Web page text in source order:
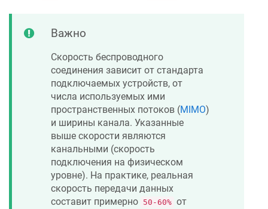
Важно
Скорость беспроводного
соединения зависит от стандарта
подключаемых устройств, от
числа используемых ими
пространственных потоков (MIMO)
и ширины канала. Указанные
выше скорости являются
канальными (скорость
подключения на физическом
уровне). На практике, реальная
скорость передачи данных
составит примерно 50-60% от